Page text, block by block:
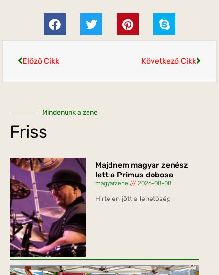
Előző Cikk Következő Cikk
Mindenünk a zene
Friss
Majdnem magyar zenész
lett a Primus dobosa
magyarzene 2026-08-08
Hirtelen jött a lehetőség